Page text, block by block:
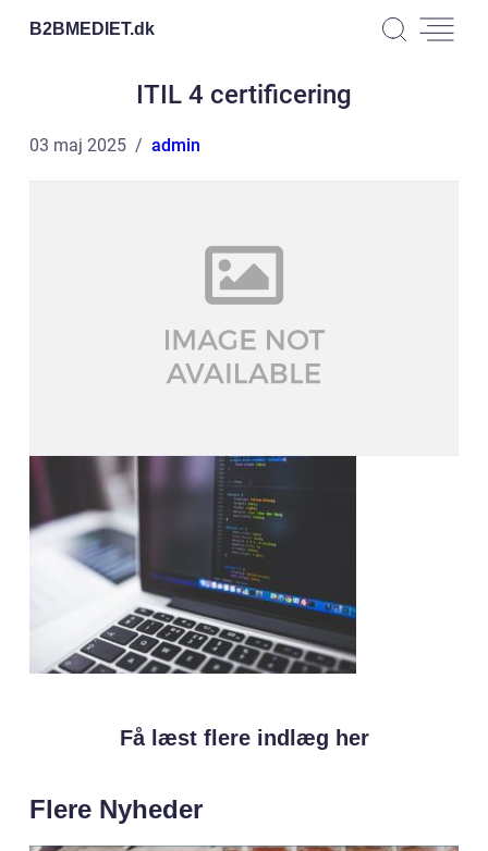
B2BMEDIET.dk
ITIL 4 certificering
03 maj 2025 admin
Få læst flere indlæg her
Flere Nyheder